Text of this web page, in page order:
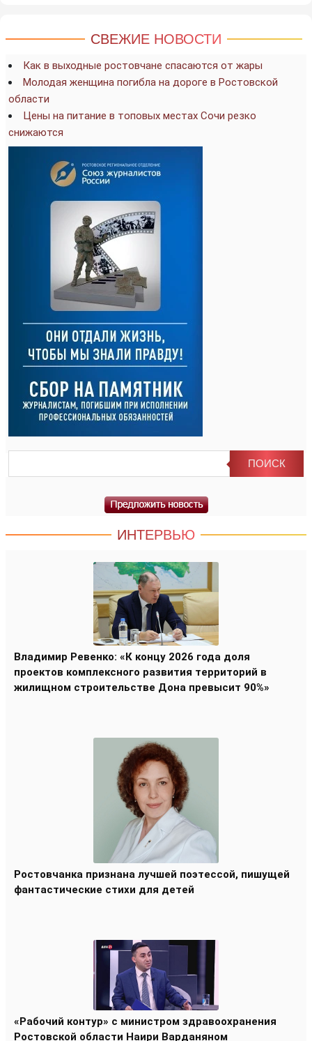
СВЕЖИЕ НОВОСТИ
Как в выходные ростовчане спасаются от жары
Молодая женщина погибла на дороге в Ростовской
области
Цены на питание в топовых местах Сочи резко
снижаются
ИНТЕРВЬЮ
Владимир Ревенко: «К концу 2026 года доля
проектов комплексного развития территорий в
жилищном строительстве Дона превысит 90%»
Ростовчанка признана лучшей поэтессой, пишущей
фантастические стихи для детей
«Рабочий контур» с министром здравоохранения
Ростовской области Наири Варданяном